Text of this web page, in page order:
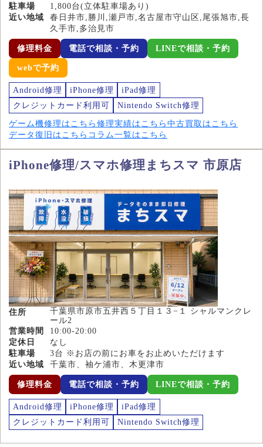
駐車場
1,800台(立体駐車場あり)
近い地域
春日井市,勝川,瀬戸市,名古屋市守山区,尾張旭市,長
久手市,多治見市
修理料金 電話で相談・予約 LINEで相談・予約
webで予約
Android修理 iPhone修理
iPad修理
クレジットカード利用可
Nintendo Switch修理
ゲーム機修理はこちら 修理実績はこちら 中古買取はこちら
データ復旧はこちら コラム一覧はこちら
iPhone修理/スマホ修理まちスマ 市原店
住所
千葉県市原市五井西５丁目１３−１ シャルマンクレ
ール2
営業時間
10:00-20:00
定休日
なし
駐車場
3台 ※お店の前にお車をお止めいただけます
近い地域
千葉市、袖ケ浦市、木更津市
修理料金 電話で相談・予約 LINEで相談・予約
Android修理 iPhone修理
iPad修理
クレジットカード利用可
Nintendo Switch修理